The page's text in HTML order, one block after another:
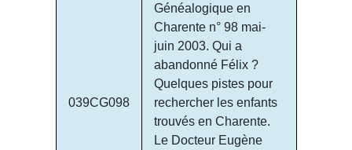
039CG098
Généalogique en
Charente n° 98 mai-
juin 2003. Qui a
abandonné Félix ?
Quelques pistes pour
rechercher les enfants
trouvés en Charente.
Le Docteur Eugène